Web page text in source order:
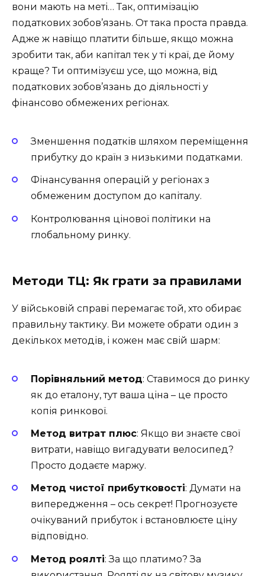
вони мають на меті… Так, оптимізацію
податкових зобов’язань. От така проста правда.
Адже ж навіщо платити більше, якщо можна
зробити так, аби капітал тек у ті краї, де йому
краще? Ти оптимізуєш усе, що можна, від
податкових зобов’язань до діяльності у
фінансово обмежених регіонах.
Зменшення податків шляхом переміщення
прибутку до країн з низькими податками.
Фінансування операцій у регіонах з
обмеженим доступом до капіталу.
Контролювання цінової політики на
глобальному ринку.
Методи ТЦ: Як грати за правилами
У військовій справі перемагає той, хто обирає
правильну тактику. Ви можете обрати один з
декількох методів, і кожен має свій шарм:
Порівняльний метод: Ставимося до ринку
як до еталону, тут ваша ціна – це просто
копія ринкової.
Метод витрат плюс: Якщо ви знаєте свої
витрати, навіщо вигадувати велосипед?
Просто додаєте маржу.
Метод чистої прибутковості: Думати на
випередження – ось секрет! Прогнозуєте
очікуваний прибуток і встановлюєте ціну
відповідно.
Метод роялті: За що платимо? За